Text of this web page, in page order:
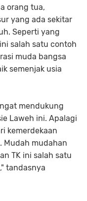
orang tua,
yang ada sekitar
Seperti yang
salah satu contoh
muda bangsa
semenjak usia
mendukung
Laweh ini. Apalagi
kemerdekaan
Mudah mudahan
TK ini salah satu
tandasnya